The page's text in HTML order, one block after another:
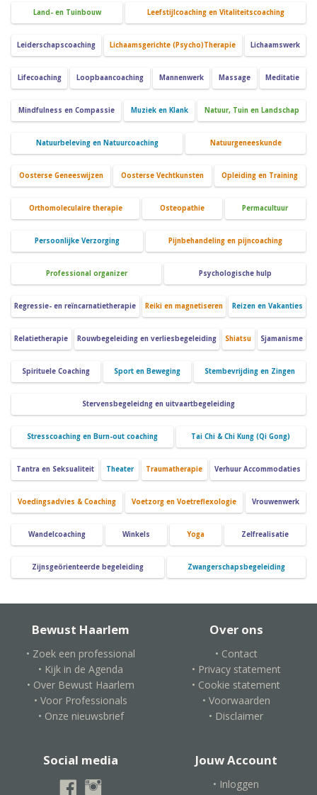
Land- en Tuinbouw Leefstijlcoaching en Vitaliteitscoaching
Leiderschapscoaching Lichaamsgerichte (Psycho)Therapie Lichaamswerk
Lifecoaching Loopbaancoaching Mannenwerk Massage Meditatie
Mindfulness en Compassie Muziek en Klank Natuur, Tuin en Landschap
Natuurbeleving en Natuurcoaching Natuurgeneeskunde
Oosterse Geneeswijzen Oosterse Vechtkunsten Opleiding en Training
Orthomoleculaire therapie Osteopathie Permacultuur
Persoonlijke Verzorging Pijnbehandeling en pijncoaching
Professional organizer Psychologische hulp
Regressie- en reïncarnatietherapie Reiki en magnetiseren Reizen en Vakanties
Relatietherapie Rouwbegeleiding en verliesbegeleiding Shiatsu Sjamanisme
Spirituele Coaching Sport en Beweging Stembevrijding en Zingen
Stervensbegeleidng en uitvaartbegeleiding
Stresscoaching en Burn-out coaching Tai Chi & Chi Kung (Qi Gong)
Tantra en Seksualiteit Theater Traumatherapie Verhuur Accommodaties
Voedingsadvies & Coaching Voetzorg en Voetreflexologie Vrouwenwerk
Wandelcoaching Winkels Yoga Zelfrealisatie
Zijnsgeörienteerde begeleiding Zwangerschapsbegeleiding
Bewust Haarlem
• Zoek een professional
• Kijk in de Agenda
• Over Bewust Haarlem
• Voor Professionals
• Onze nieuwsbrief
Over ons
• Contact
• Privacy statement
• Cookie statement
• Voorwaarden
• Disclaimer
Social media Jouw Account
• Inloggen